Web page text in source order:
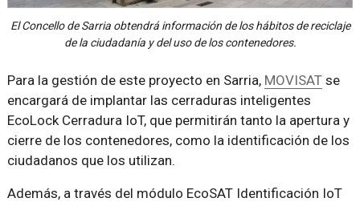
El Concello de Sarria obtendrá información de los hábitos de reciclaje
de la ciudadanía y del uso de los contenedores.
Para la gestión de este proyecto en Sarria, MOVISATse
encargará de implantar las cerraduras inteligentes
EcoLock Cerradura IoT, que permitirán tanto la apertura y
cierre de los contenedores, como la identificación de los
ciudadanos que los utilizan.
Además, a través del módulo EcoSAT Identificación IoT